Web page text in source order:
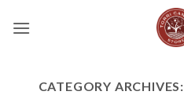
CATEGORY ARCHIVES: